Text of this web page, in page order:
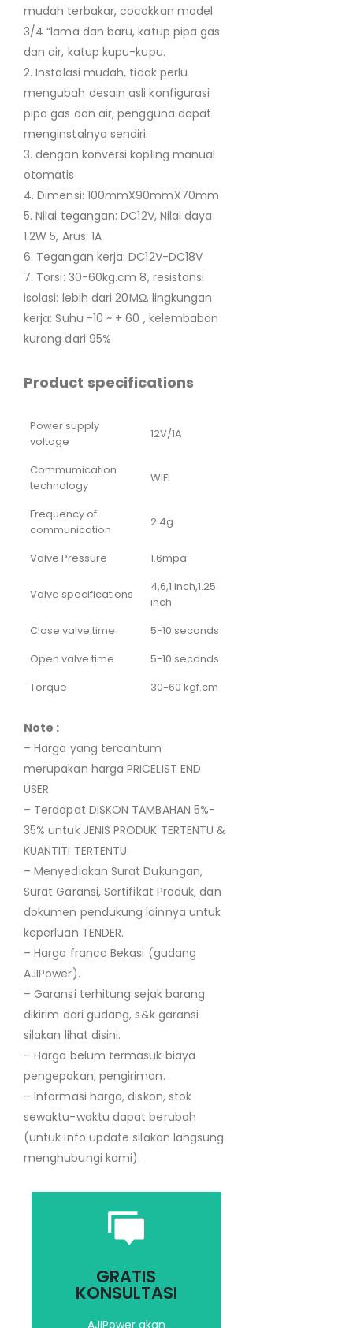
mudah terbakar, cocokkan model
3/4 “lama dan baru, katup pipa gas
dan air, katup kupu-kupu.
2. Instalasi mudah, tidak perlu
mengubah desain asli konfigurasi
pipa gas dan air, pengguna dapat
menginstalnya sendiri.
3. dengan konversi kopling manual
otomatis
4. Dimensi: 100mmX90mmX70mm
5. Nilai tegangan: DC12V, Nilai daya:
1.2W 5, Arus: 1A
6. Tegangan kerja: DC12V-DC18V
7. Torsi: 30-60kg.cm 8, resistansi
isolasi: lebih dari 20MΩ, lingkungan
kerja: Suhu -10 ~ + 60 , kelembaban
kurang dari 95%
Product specifications
Power supply
voltage
12V/1A
Commumication
technology
WIFI
Frequency of
communication
2.4g
Valve Pressure 1.6mpa
Valve specifications
4,6,1 inch,1.25
inch
Close valve time
5-10 seconds
Open valve time
5-10 seconds
Torque
30-60 kgf.cm
Note :
– Harga yang tercantum
merupakan harga PRICELIST END
USER.
– Terdapat DISKON TAMBAHAN 5%-
35% untuk JENIS PRODUK TERTENTU &
KUANTITI TERTENTU.
– Menyediakan Surat Dukungan,
Surat Garansi, Sertifikat Produk, dan
dokumen pendukung lainnya untuk
keperluan TENDER.
– Harga franco Bekasi (gudang
AJIPower).
– Garansi terhitung sejak barang
dikirim dari gudang, s&k garansi
silakan lihat disini.
– Harga belum termasuk biaya
pengepakan, pengiriman.
– Informasi harga, diskon, stok
sewaktu-waktu dapat berubah
(untuk info update silakan langsung
menghubungi kami).
GRATIS
KONSULTASI
yang terbaik untuk
kebutuhan Anda